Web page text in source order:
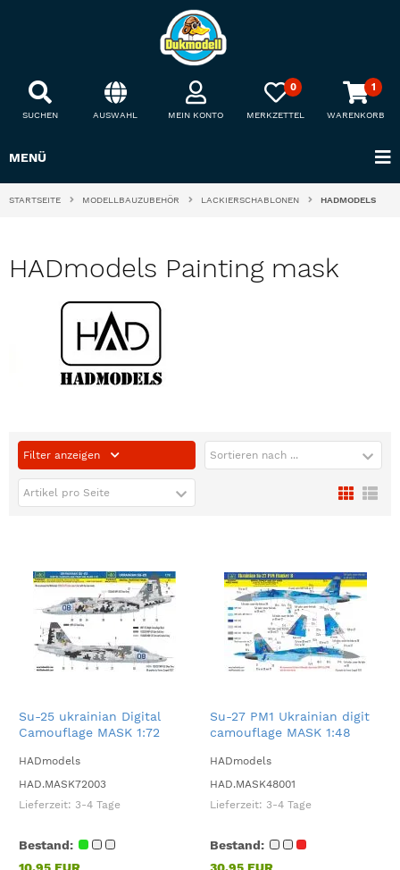
SUCHEN AUSWAHL MEIN KONTO
0
MERKZETTEL
1
WARENKORB
MENÜ
STARTSEITE MODELLBAUZUBEHÖR LACKIERSCHABLONEN HADMODELS
HADmodels Painting mask
Filter anzeigen Sortieren nach ...
Artikel pro Seite
Su-25 ukrainian Digital
Camouflage MASK 1:72
HADmodels
HAD.MASK72003
Lieferzeit: 3-4 Tage
Bestand:
Su-27 PM1 Ukrainian digit
camouflage MASK 1:48
HADmodels
HAD.MASK48001
Lieferzeit: 3-4 Tage
Bestand: